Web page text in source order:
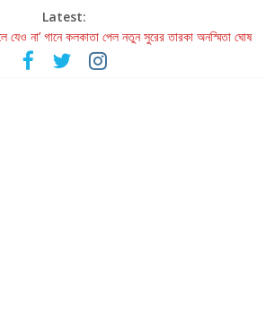
Latest:
যেও না’ গানে কলকাতা পেল নতুন সুরের তারকা অনস্মিতা ঘোষ
মুগ্ধ করল ‘দুই তারার দোতারা’
গান শোনার বিবর্তনের গল্প